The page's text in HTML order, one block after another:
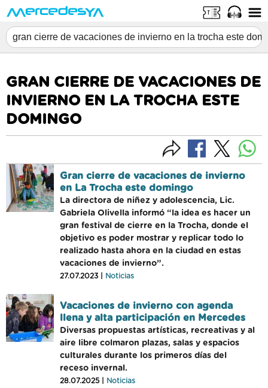
GRAN CIERRE DE VACACIONES DE
INVIERNO EN LA TROCHA ESTE
DOMINGO
Gran cierre de vacaciones de invierno
en La Trocha este domingo
La directora de niñez y adolescencia, Lic.
Gabriela Olivella informó “la idea es hacer un
gran festival de cierre en la Trocha, donde el
objetivo es poder mostrar y replicar todo lo
realizado hasta ahora en la ciudad en estas
vacaciones de invierno”.
27.07.2023 | Noticias
Vacaciones de invierno con agenda
llena y alta participación en Mercedes
Diversas propuestas artísticas, recreativas y al
aire libre colmaron plazas, salas y espacios
culturales durante los primeros días del
receso invernal.
28.07.2025 | Noticias